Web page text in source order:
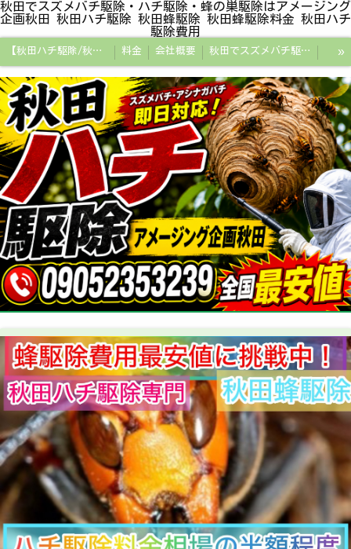
秋田でスズメバチ駆除・ハチ駆除・蜂の巣駆除はアメージング
企画秋田 秋田ハチ駆除 秋田蜂駆除 秋田蜂駆除料金 秋田ハチ
駆除費用
【秋田ハチ駆除/秋田蜂駆除/スズメバチの巣/ハチの巣専門プロ】 料金 会社概要 秋田でスズメバチ駆除・ハチ駆除・蜂の巣駆除はアメージング企画秋田
秋田県の蜂駆除料金・蜂の巣駆除の相場【全国平均と比較】 秋田探偵/秋田県浮気調査/秋田市万引きGメン
秋田便利屋アメージング企画秋田
»